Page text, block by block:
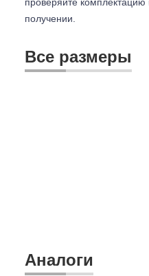
получении.
Все размеры
Аналоги